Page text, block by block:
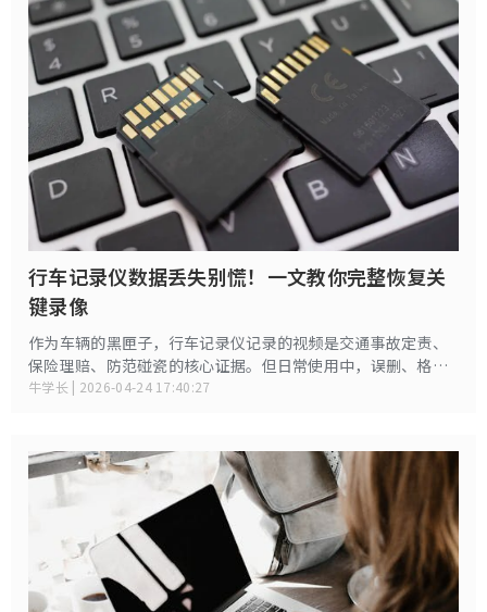
行车记录仪数据丢失别慌！一文教你完整恢复关
键录像
作为车辆的黑匣子，行车记录仪记录的视频是交通事故定责、
保险理赔、防范碰瓷的核心证据。但日常使用中，误删、格式
化、内存卡损坏、循环覆盖、异常断电等问题，常让关键录像
牛学长 | 2026-04-24 17:40:27